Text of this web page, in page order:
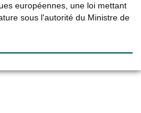
européennes, une loi mettant
sous l'autorité du Ministre de